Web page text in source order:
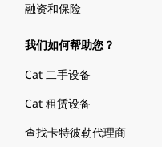
融资和保险
我们如何帮助您？
Cat 二手设备
Cat 租赁设备
查找卡特彼勒代理商